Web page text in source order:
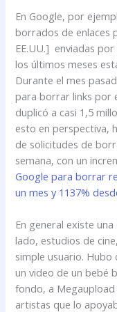
En Google, por
borrados de enlaces
EE.UU.] enviadas
los últimos meses
Durante el mes
para borrar links por
duplicó a casi 1,5
esto en perspectiva,
de solicitudes de
semana, con un
Google para borrar
un mes y 1137%
En general existe
lado, estudios de
simple usuario.
un video de un bebé
fondo, a
artistas que lo